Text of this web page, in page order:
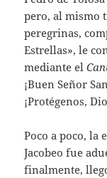
pero, al mismo
peregrinas,
Estrellas», le
mediante el
¡Buen Señor
¡Protégenos,
Poco a poco, la
Jacobeo fue
finalmente,